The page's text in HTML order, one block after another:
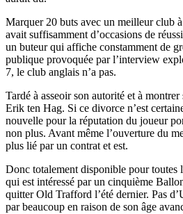
Marquer 20 buts avec un meilleur club
avait suffisamment d’occasions de
un buteur qui affiche constamment de
publique provoquée par l’interview
7, le club anglais n’a pas.
Tardé à asseoir son autorité et à
Erik ten Hag. Si ce divorce n’est
nouvelle pour la réputation du joueur
non plus. Avant même l’ouverture du
plus lié par un contrat et est.
Donc totalement disponible pour toutes
qui est intéressé par un cinquième
quitter Old Trafford l’été dernier. Pas
par beaucoup en raison de son âge